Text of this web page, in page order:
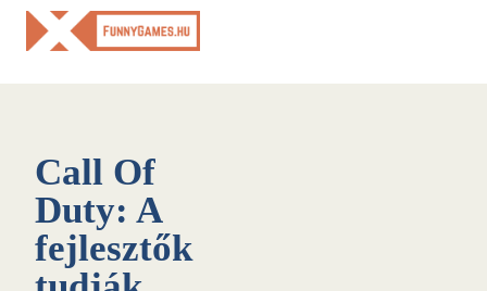
Skip
Call Of
Duty: A
fejlesztők